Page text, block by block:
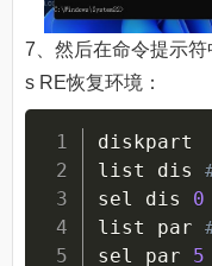
7、然后在命令提示
s RE恢复环境：
diskpart
list dis
sel dis 0
list par
sel par 5